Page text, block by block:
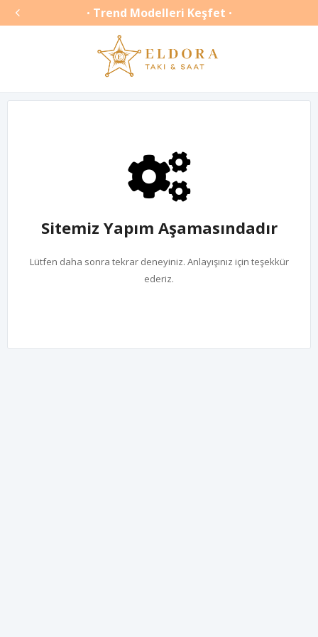
 • Trend Modelleri Keşfet •
Sitemiz Yapım Aşamasındadır
Lütfen daha sonra tekrar deneyiniz. Anlayışınız için teşekkür
ederiz.